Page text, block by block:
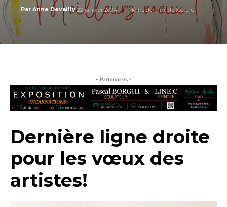
Par Anne Devailly 22 janvier 2024 Moins demin. de lecture
- Partenaires -
Dernière ligne droite
pour les vœux des
artistes!